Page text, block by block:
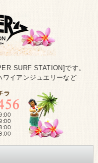
SURF STATION]です。
イアンジュエリーなど